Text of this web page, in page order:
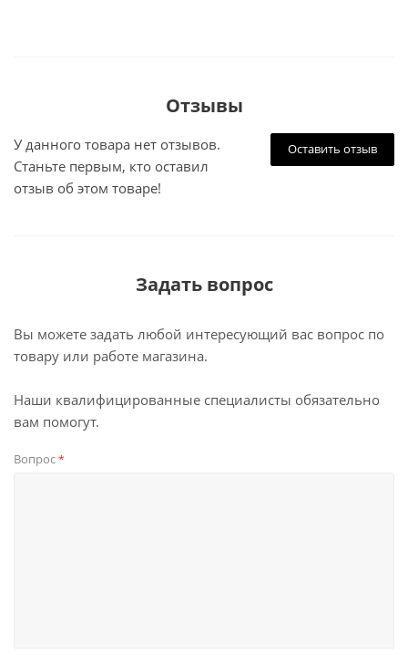
Отзывы
Оставить отзыв
У данного товара нет отзывов.
Станьте первым, кто оставил
отзыв об этом товаре!
Задать вопрос
Вы можете задать любой интересующий вас вопрос по
товару или работе магазина.
Наши квалифицированные специалисты обязательно
вам помогут.
Вопрос*